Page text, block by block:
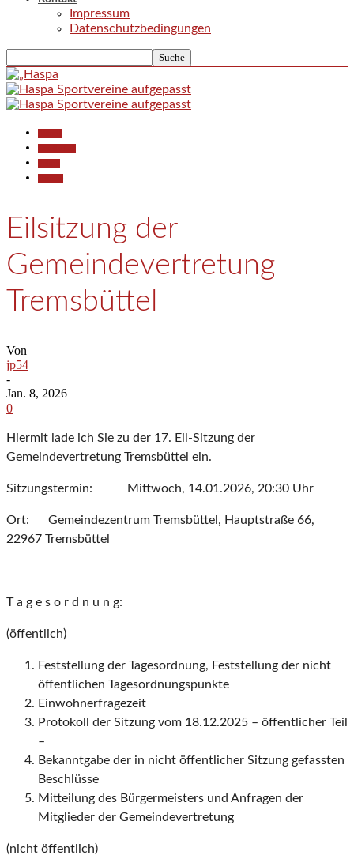
Impressum
Datenschutzbedingungen
Eilsitzung der
Gemeindevertretung
Tremsbüttel
Von
jp54
-
Jan. 8, 2026
0
Hiermit lade ich Sie zu der 17. Eil-Sitzung der
Gemeindevertretung Tremsbüttel ein.
Sitzungstermin: Mittwoch, 14.01.2026, 20:30 Uhr
Ort: Gemeindezentrum Tremsbüttel, Hauptstraße 66,
22967 Tremsbüttel
T a g e s o r d n u n g:
(öffentlich)
Feststellung der Tagesordnung, Feststellung der nicht
öffentlichen Tagesordnungspunkte
Einwohnerfragezeit
Protokoll der Sitzung vom 18.12.2025 – öffentlicher Teil
–
Bekanntgabe der in nicht öffentlicher Sitzung gefassten
Beschlüsse
Mitteilung des Bürgermeisters und Anfragen der
Mitglieder der Gemeindevertretung
(nicht öffentlich)